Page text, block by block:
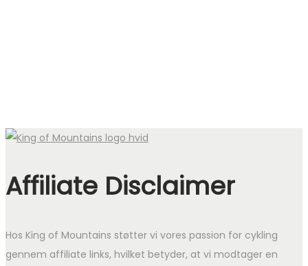
Affiliate Disclaimer
Hos King of Mountains støtter vi vores passion for cykling
gennem affiliate links, hvilket betyder, at vi modtager en